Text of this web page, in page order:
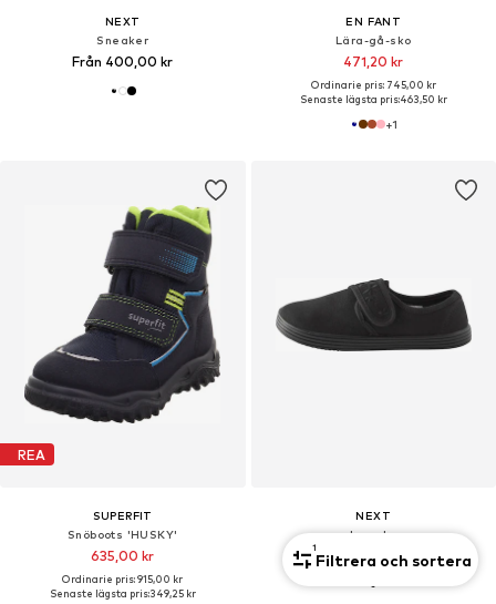
NEXT
Sneaker
Från 400,00 kr
EN FANT
Lära-gå-sko
471,20 kr
Ordinarie pris: 745,00 kr
Senaste lägsta pris:463,50 kr
+1
REA
SUPERFIT
Snöboots 'HUSKY'
635,00 kr
Ordinarie pris: 915,00 kr
Senaste lägsta pris:349,25 kr
NEXT
Innesko
Från 120,00 kr
1
Filtrera och sortera